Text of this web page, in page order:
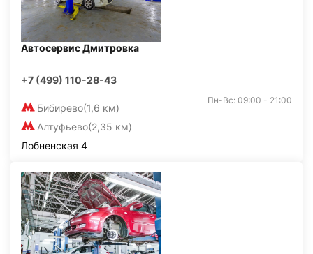
Автосервис Дмитровка
+7 (499) 110-28-43
Бибирево(1,6 км)
Алтуфьево(2,35 км)
Пн-Вс: 09:00 - 21:00
Лобненская 4